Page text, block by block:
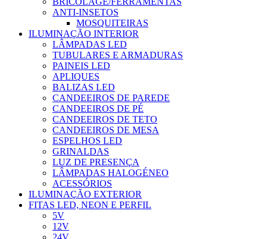
ANTI-INSETOS
MOSQUITEIRAS
ILUMINAÇÃO INTERIOR
LÂMPADAS LED
TUBULARES E ARMADURAS
PAINEIS LED
APLIQUES
BALIZAS LED
CANDEEIROS DE PAREDE
CANDEEIROS DE PÉ
CANDEEIROS DE TETO
CANDEEIROS DE MESA
ESPELHOS LED
GRINALDAS
LUZ DE PRESENÇA
LÂMPADAS HALOGÉNEO
ACESSÓRIOS
ILUMINAÇÃO EXTERIOR
FITAS LED, NEON E PERFIL
5V
12V
24V